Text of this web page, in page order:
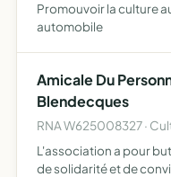
Promouvoir la culture
automobile
Amicale Du
Blendecques
RNA W625008327 ·
L'association a pour
de solidarité et de